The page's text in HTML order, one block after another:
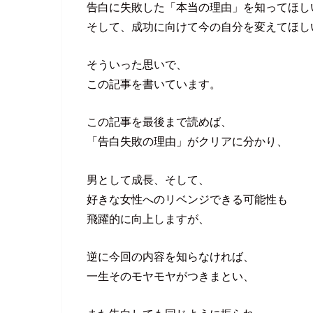
告白に失敗した「本当の理由」を知ってほし
そして、成功に向けて今の自分を変えてほし
そういった思いで、
この記事を書いています。
この記事を最後まで読めば、
「告白失敗の理由」がクリアに分かり、
男として成長、そして、
好きな女性へのリベンジできる可能性も
飛躍的に向上しますが、
逆に今回の内容を知らなければ、
一生そのモヤモヤがつきまとい、